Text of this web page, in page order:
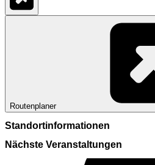
Routenplaner
Standortinformationen
Nächste Veranstaltungen